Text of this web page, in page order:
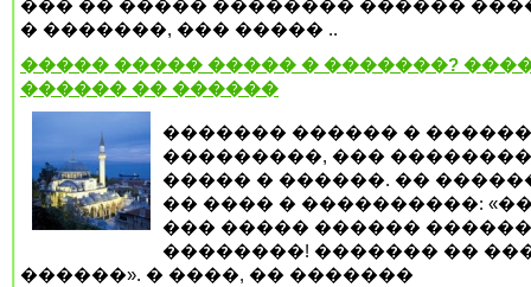
��� �� ����� �������� ������
� �������, ��� ����� ..
����� ����� ����� � �������?
������ �� ������
������� ������ � ������
���������, ���
����� � ������. ��
�� ���� � ����������:
��� ����� ������
��������! ������� ��
������». � ����, �� �������